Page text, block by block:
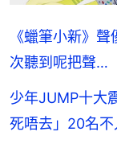
《蠟筆小新》
次聽到呢把聲…
少年JUMP十大
死唔去」20名不